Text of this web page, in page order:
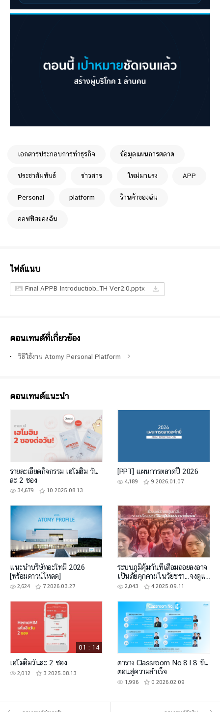
เอกสารประกอบการทำธุรกิจ ข้อมูลแผนการตลาด
ประชาสัมพันธ์ ข่าวสาร ใหม่มาแรง APP
Personal platform ร้านค้าของฉัน
ออฟฟิสของฉัน
ไฟล์แนบ
Final APPB Introductiob_TH Ver2.0.pptx
คอนเทนต์ที่เกี่ยวข้อง
วิธีใช้งาน Atomy Personal Platform
คอนเทนต์แนะนำ
รายละเอียดกิจกรรม เฮโมฮิม วัน
ละ 2 ซอง
34,679 10 2025.08.13
[PPT] แผนการตลาดปี 2026
4,189 9 2026.01.07
แนะนำบริษัทอะโทมี่ 2026
[พร้อมดาวน์โหลด]
2,624 7 2026.03.27
ระบบภูมิคุ้มกันที่เสื่อมถอยลงอาจ
เป็นภัยคุกคามในวัยชรา...จงดูแล
ตัวเองล่วงหน้า
2,043 4 2025.09.11
เฮโมฮิมวันละ 2 ซอง
2,012 3 2025.08.13
01 : 14
ตาราง Classroom No.8 l 8 ขั้น
ตอนสู่ความสำเร็จ
1,996 0 2026.02.09